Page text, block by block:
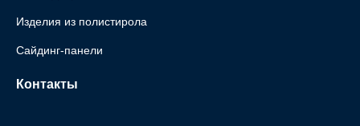
Изделия из полистирола
Сайдинг-панели
Контакты